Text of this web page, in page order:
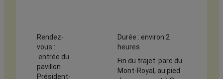
Rendez-
vous :
entrée du
pavillon
Président-
Durée : environ 2
heures
Fin du trajet: parc du
Mont-Royal, au pied